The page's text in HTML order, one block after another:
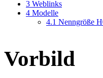
3 Weblinks
4 Modelle
4.1 Nenngröße
Vorbild